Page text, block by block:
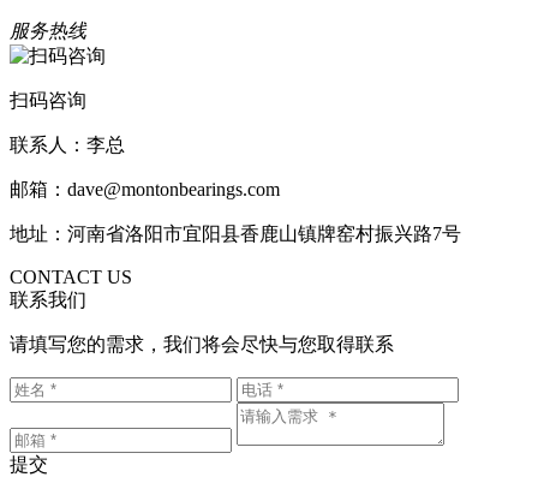
服务热线
扫码咨询
联系人：李总
邮箱：dave@montonbearings.com
地址：河南省洛阳市宜阳县香鹿山镇牌窑村振兴路7号
CONTACT US
联系我们
请填写您的需求，我们将会尽快与您取得联系
提交